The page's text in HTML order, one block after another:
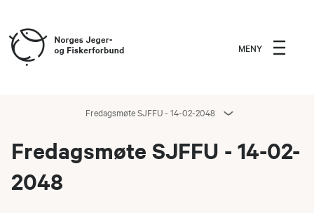
MENY
Fredagsmøte SJFFU - 14-02-2048
Fredagsmøte SJFFU - 14-02-
2048